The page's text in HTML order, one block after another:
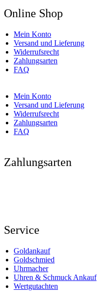
Online Shop
Mein Konto
Versand und Lieferung
Widerrufsrecht
Zahlungsarten
FAQ
Mein Konto
Versand und Lieferung
Widerrufsrecht
Zahlungsarten
FAQ
Zahlungsarten
Service
Goldankauf
Goldschmied
Uhrmacher
Uhren & Schmuck Ankauf
Wertgutachten